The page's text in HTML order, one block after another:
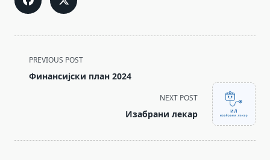
<span
class="nav-
text">Page</span>
PREVIOUS POST
Финансијски план 2024
NEXT POST
Изабрани лекар